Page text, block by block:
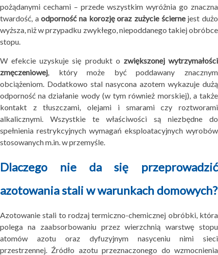
pożądanymi cechami – przede wszystkim wyróżnia go znaczna
twardość, aodporność na korozję oraz zużycie ściernejest dużo
wyższa, niż w przypadku zwykłego, niepoddanego takiej obróbce
stopu.
W efekcie uzyskuje się produkt o zwiększonej wytrzymałości
zmęczeniowej , który może być poddawany znacznym
obciążeniom. Dodatkowo stal nasycona azotem wykazuje dużą
odporność na działanie wody (w tym również morskiej), a także
kontakt z tłuszczami, olejami i smarami czy roztworami
alkalicznymi. Wszystkie te właściwości są niezbędne do
spełnienia restrykcyjnych wymagań eksploatacyjnych wyrobów
stosowanych m.in. w przemyśle.
Dlaczego nie da się przeprowadzić
azotowania stali w warunkach domowych?
Azotowanie stali to rodzaj termiczno-chemicznej obróbki, która
polega na zaabsorbowaniu przez wierzchnią warstwę stopu
atomów azotu oraz dyfuzyjnym nasyceniu nimi sieci
przestrzennej. Źródło azotu przeznaczonego do wzmocnienia